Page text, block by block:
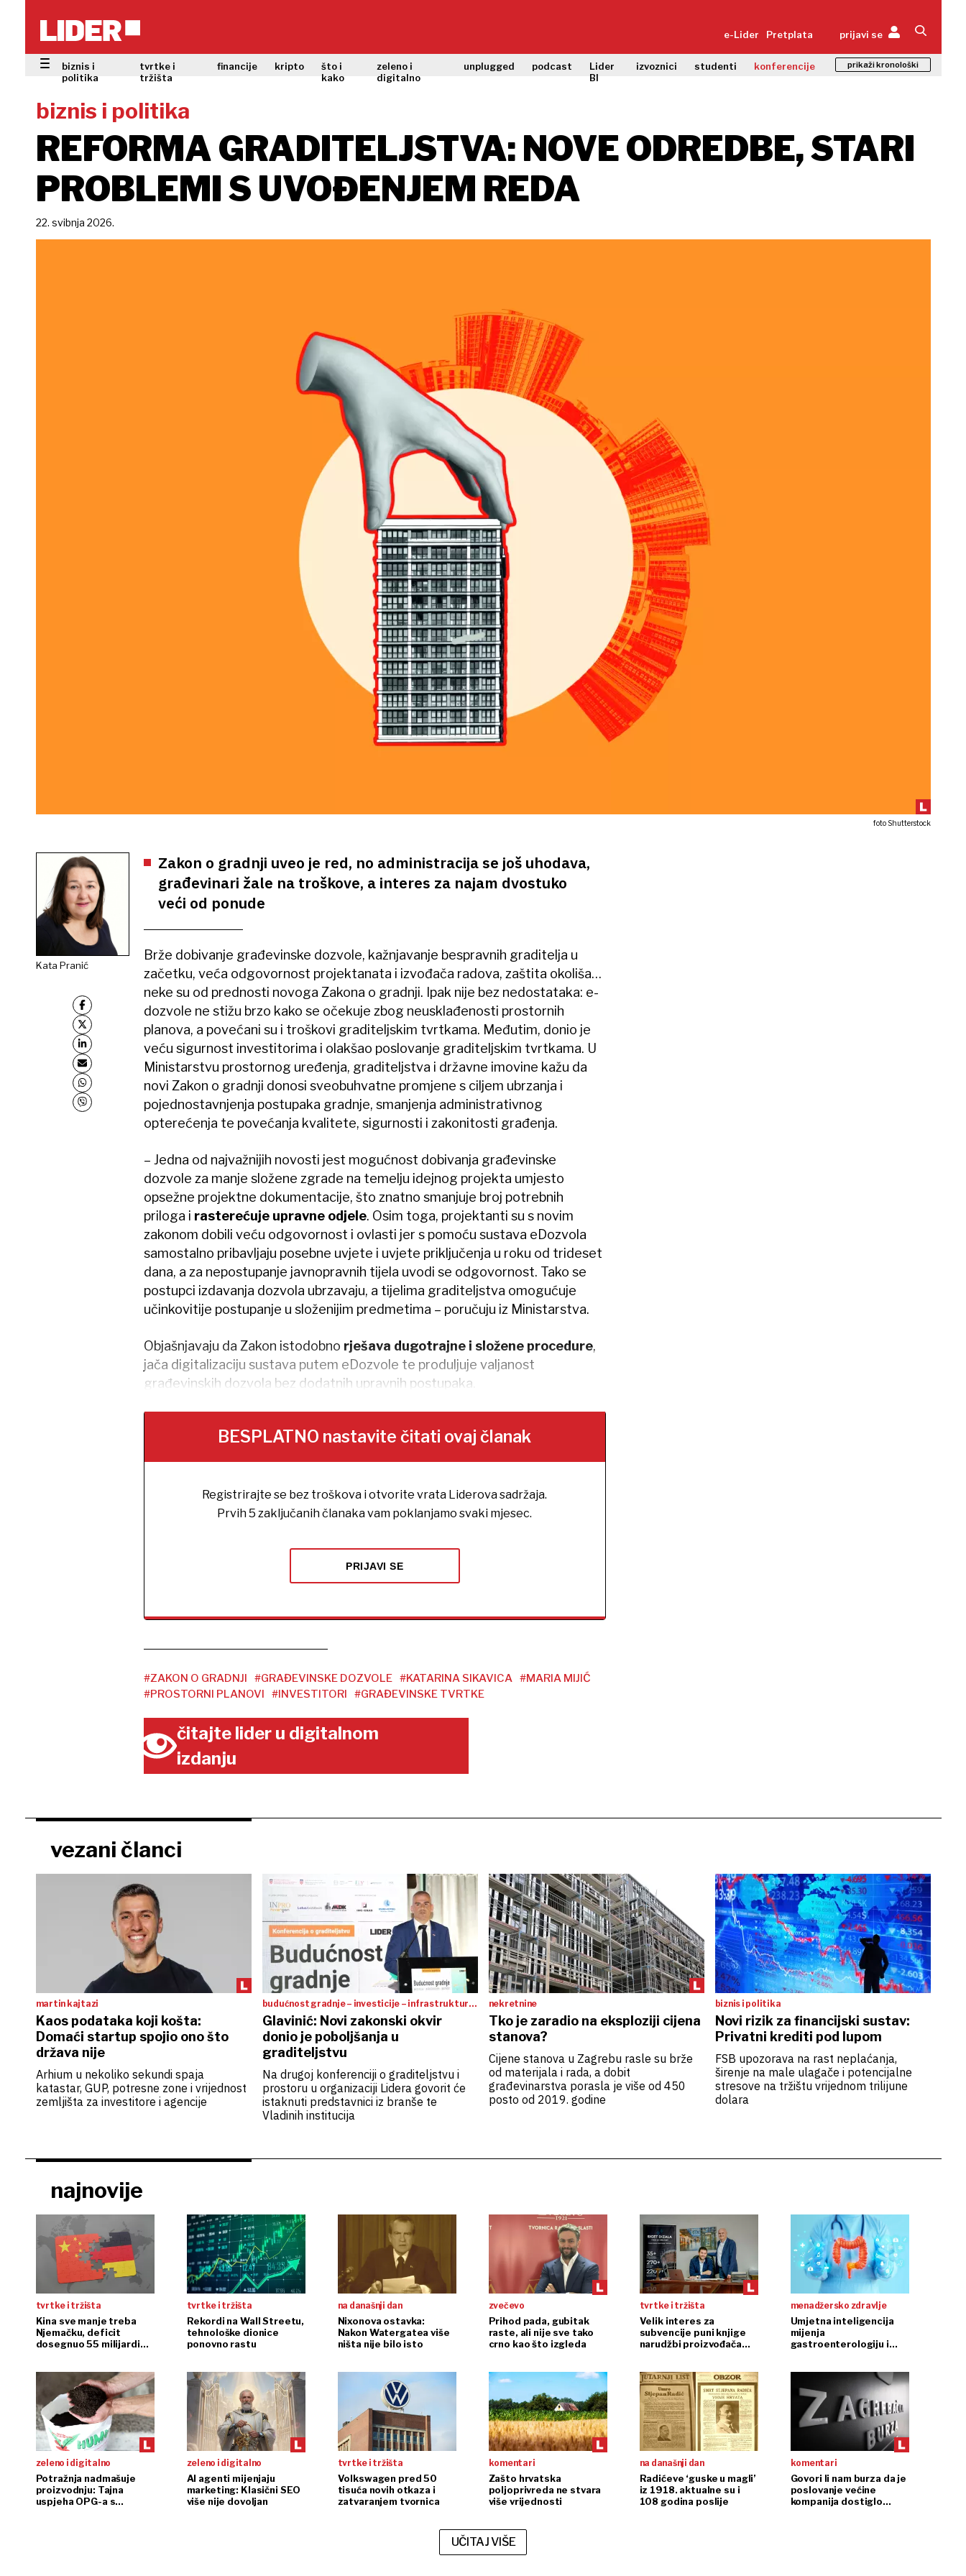
e-Lider Pretplata prijavi se
biznis i
politika
tvrtke i
tržišta
financije kripto
što i
kako
zeleno i
digitalno
unplugged podcast
Lider
BI
izvoznici studenti konferencije prikaži kronološki
biznis i politika
REFORMA GRADITELJSTVA: NOVE ODREDBE, STARI
PROBLEMI S UVOĐENJEM REDA
22. svibnja 2026.
foto Shutterstock
Kata Pranić
Zakon o gradnji uveo je red, no administracija se još uhodava,
građevinari žale na troškove, a interes za najam dvostuko
veći od ponude
Brže dobivanje građevinske dozvole, kažnjavanje bespravnih graditelja u
začetku, veća odgovornost projektanata i izvođača radova, zaštita okoliša…
neke su od prednosti novoga Zakona o gradnji. Ipak nije bez nedostataka: e-
dozvole ne stižu brzo kako se očekuje zbog neusklađenosti prostornih
planova, a povećani su i troškovi graditeljskim tvrtkama. Međutim, donio je
veću sigurnost investitorima i olakšao poslovanje graditeljskim tvrtkama. U
Ministarstvu prostornog uređenja, graditeljstva i državne imovine kažu da
novi Zakon o gradnji donosi sveobuhvatne promjene s ciljem ubrzanja i
pojednostavnjenja postupaka gradnje, smanjenja administrativnog
opterećenja te povećanja kvalitete, sigurnosti i zakonitosti građenja.
– Jedna od najvažnijih novosti jest mogućnost dobivanja građevinske
dozvole za manje složene zgrade na temelju idejnog projekta umjesto
opsežne projektne dokumentacije, što znatno smanjuje broj potrebnih
priloga i rasterećuje upravne odjele. Osim toga, projektanti su s novim
zakonom dobili veću odgovornost i ovlasti jer s pomoću sustava eDozvola
samostalno pribavljaju posebne uvjete i uvjete priključenja u roku od trideset
dana, a za nepostupanje javnopravnih tijela uvodi se odgovornost. Tako se
postupci izdavanja dozvola ubrzavaju, a tijelima graditeljstva omogućuje
učinkovitije postupanje u složenijim predmetima – poručuju iz Ministarstva.
Objašnjavaju da Zakon istodobno rješava dugotrajne i složene procedure,
jača digitalizaciju sustava putem eDozvole te produljuje valjanost
građevinskih dozvola bez dodatnih upravnih postupaka.
BESPLATNO nastavite čitati ovaj članak
Registrirajte se bez troškova i otvorite vrata Liderova sadržaja.
Prvih 5 zaključanih članaka vam poklanjamo svaki mjesec.
PRIJAVI SE
#ZAKON O GRADNJI #GRAĐEVINSKE DOZVOLE #KATARINA SIKAVICA #MARIA MIJIĆ
#PROSTORNI PLANOVI
#INVESTITORI #GRAĐEVINSKE TVRTKE
čitajte lider u digitalnom
izdanju
vezani članci
martin kajtazi
Kaos podataka koji košta:
Domaći startup spojio ono što
država nije
Arhium u nekoliko sekundi spaja
katastar, GUP, potresne zone i vrijednost
zemljišta za investitore i agencije
budućnost gradnje – investicije – infrastruktura
- održivost
Glavinić: Novi zakonski okvir
donio je poboljšanja u
graditeljstvu
Na drugoj konferenciji o graditeljstvu i
prostoru u organizaciji Lidera govorit će
istaknuti predstavnici iz branše te
Vladinih institucija
nekretnine
Tko je zaradio na eksploziji cijena
stanova?
Cijene stanova u Zagrebu rasle su brže
od materijala i rada, a dobit
građevinarstva porasla je više od 450
posto od 2019. godine
biznis i politika
Novi rizik za financijski sustav:
Privatni krediti pod lupom
FSB upozorava na rast neplaćanja,
širenje na male ulagače i potencijalne
stresove na tržištu vrijednom trilijune
dolara
najnovije
tvrtke i tržišta
Kina sve manje treba
Njemačku, deficit
dosegnuo 55 milijardi
tvrtke i tržišta
Rekordi na Wall Streetu,
tehnološke dionice
ponovno rastu
na današnji dan
Nixonova ostavka:
Nakon Watergatea više
ništa nije bilo isto
zvečevo
Prihod pada, gubitak
raste, ali nije sve tako
crno kao što izgleda
tvrtke i tržišta
Velik interes za
subvencije puni knjige
narudžbi proizvođača
menadžersko zdravlje
Umjetna inteligencija
mijenja
gastroenterologiju i
zeleno i digitalno
Potražnja nadmašuje
proizvodnju: Tajna
uspjeha OPG-a s
zeleno i digitalno
AI agenti mijenjaju
marketing: Klasični SEO
više nije dovoljan
tvrtke i tržišta
Volkswagen pred 50
tisuća novih otkaza i
zatvaranjem tvornica
komentari
Zašto hrvatska
poljoprivreda ne stvara
više vrijednosti
na današnji dan
Radićeve ‘guske u magli’
iz 1918. aktualne su i
108 godina poslije
komentari
Govori li nam burza da je
poslovanje većine
kompanija dostiglo
UČITAJ VIŠE